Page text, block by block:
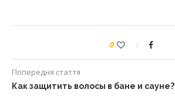
0
Попередня стаття
Как защитить волосы в бане и сауне?